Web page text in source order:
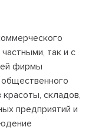
так и с
фирмы
красоты, складов,
предприятий и